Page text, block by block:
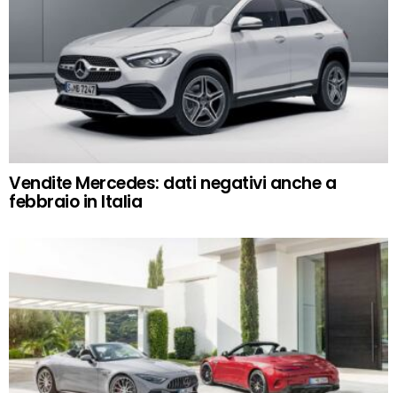
Vendite Mercedes: dati negativi anche a
febbraio in Italia